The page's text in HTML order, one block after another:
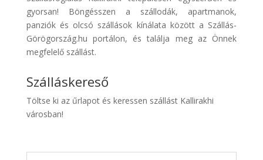
Discover
Cars
Transzfer
Kiwi
Taxi
gyorsan! Böngésszen a szállodák, apartmanok,
panziók és olcsó szállások kínálata között a Szállás-
Görögország.hu portálon, és találja meg az Önnek
megfelelő szállást.
Szálláskereső
Töltse ki az űrlapot és keressen szállást Kallirakhi
városban!